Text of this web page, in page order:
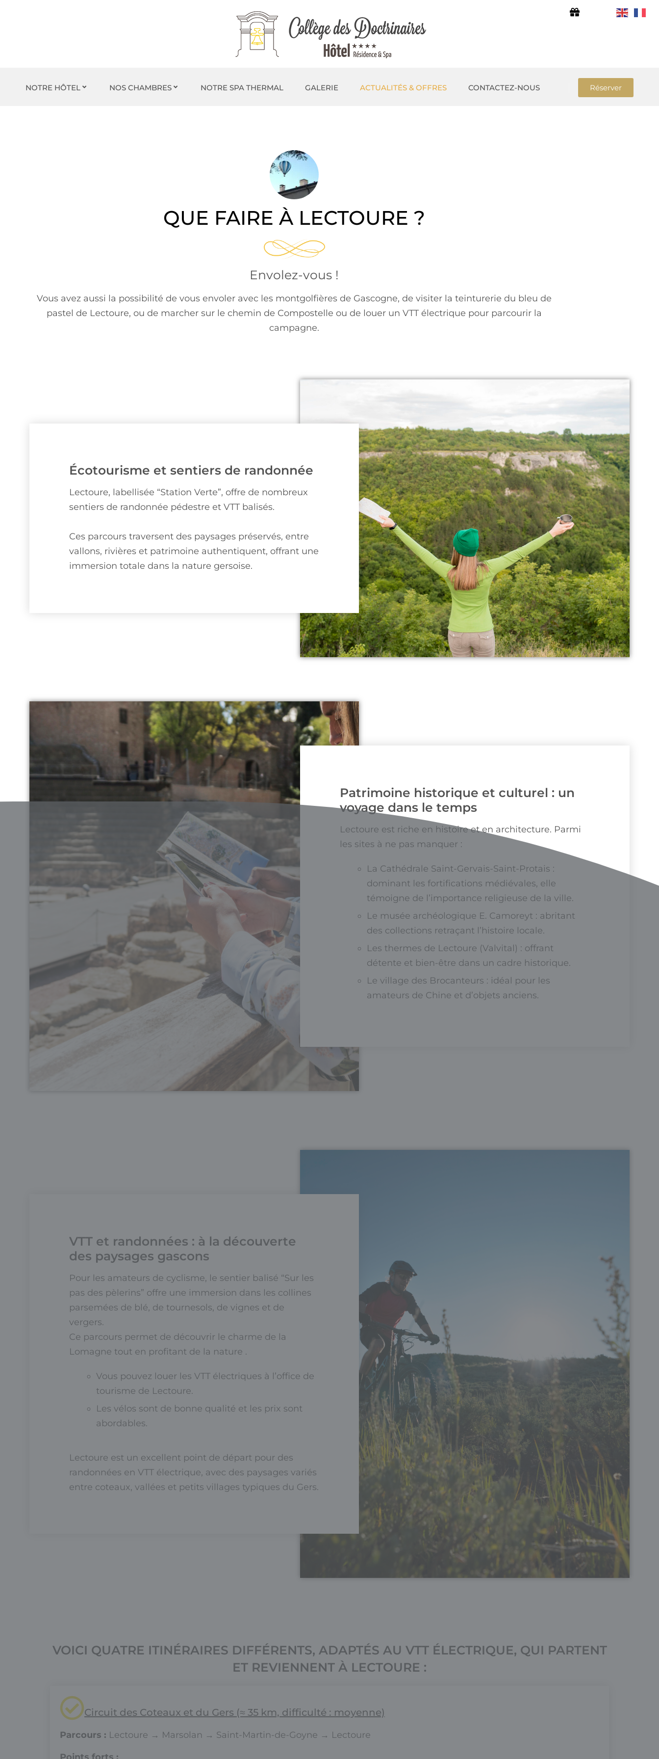
NOTRE HÔTEL NOS CHAMBRES NOTRE SPA THERMAL GALERIE ACTUALITÉS & OFFRES CONTACTEZ-NOUS Réserver
QUE FAIRE À LECTOURE ?
Envolez-vous !
Vous avez aussi la possibilité de vous envoler avec les montgolfières de Gascogne, de visiter la teinturerie du bleu de
pastel de Lectoure, ou de marcher sur le chemin de Compostelle ou de louer un VTT électrique pour parcourir la
campagne.
Écotourisme et sentiers de randonnée
Lectoure, labellisée “Station Verte”, offre de nombreux
sentiers de randonnée pédestre et VTT balisés.
Ces parcours traversent des paysages préservés, entre
vallons, rivières et patrimoine authentiquent, offrant une
immersion totale dans la nature gersoise.
Patrimoine historique et culturel : un
voyage dans le temps
Lectoure est riche en histoire et en architecture. Parmi
les sites à ne pas manquer :
La Cathédrale Saint-Gervais-Saint-Protais :
dominant les fortifications médiévales, elle
témoigne de l’importance religieuse de la ville.
Le musée archéologique E. Camoreyt : abritant
des collections retraçant l’histoire locale.
Les thermes de Lectoure (Valvital) : offrant
détente et bien-être dans un cadre historique.
Le village des Brocanteurs : idéal pour les
amateurs de Chine et d’objets anciens.
VTT et randonnées : à la découverte
des paysages gascons
Pour les amateurs de cyclisme, le sentier balisé “Sur les
pas des pèlerins” offre une immersion dans les collines
parsemées de blé, de tournesols, de vignes et de
vergers.
Ce parcours permet de découvrir le charme de la
Lomagne tout en profitant de la nature .
Vous pouvez louer les VTT électriques à l’office de
tourisme de Lectoure.
Les vélos sont de bonne qualité et les prix sont
abordables.
Lectoure est un excellent point de départ pour des
randonnées en VTT électrique, avec des paysages variés
entre coteaux, vallées et petits villages typiques du Gers.
VOICI QUATRE ITINÉRAIRES DIFFÉRENTS, ADAPTÉS AU VTT ÉLECTRIQUE, QUI PARTENT
ET REVIENNENT À LECTOURE :
Circuit des Coteaux et du Gers (≈ 35 km, difficulté : moyenne)
Parcours : Lectoure → Marsolan → Saint-Martin-de-Goyne → Lectoure